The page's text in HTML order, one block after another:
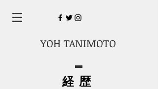
YOH TANIMOTO
経歴